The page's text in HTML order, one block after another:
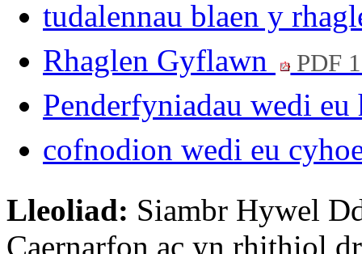
tudalennau blaen y
Rhaglen Gyflawn
PDF
Penderfyniadau wedi
cofnodion wedi eu
Lleoliad: Siambr Hywel
Caernarfon ac yn rhithiol